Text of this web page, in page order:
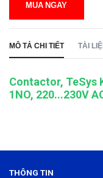
MUA NGAY
MÔ TẢ CHI TIẾT TÀI
Contactor, TeSys
1NO, 220...230V
THÔNG TIN